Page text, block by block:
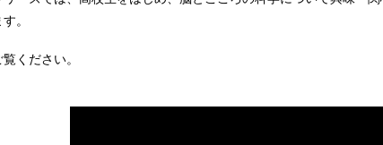
。
ください。